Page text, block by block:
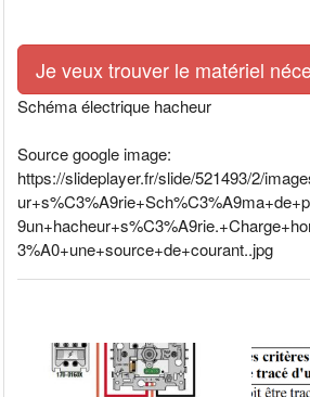
Je veux trouver le matériel
Schéma électrique hacheur
Source google image:
https://slideplayer.fr/slide/521493/2/
3%A0+une+source+de+courant..jpg